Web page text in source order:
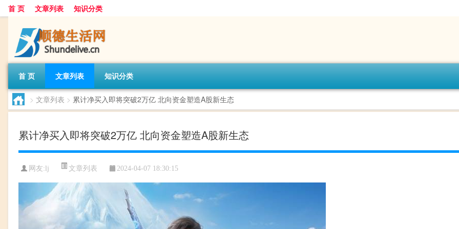
首 页 文章列表 知识分类
首 页 文章列表 知识分类
> 文章列表 > 累计净买入即将突破2万亿 北向资金塑造A股新生态
累计净买入即将突破2万亿 北向资金塑造A股新生态
网友: lj 文章列表 2024-04-07 18:30:15